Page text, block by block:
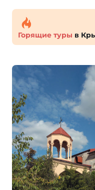
Горящие туры в